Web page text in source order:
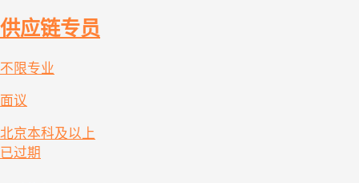
供应链专员
不限专业
面议
北京本科及以上
已过期